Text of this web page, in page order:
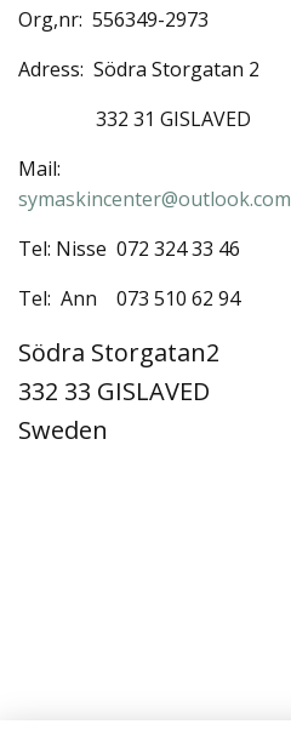
Org,nr: 556349-2973
Adress: Södra Storgatan 2
332 31 GISLAVED
Mail:
symaskincenter@outlook.com
Tel: Nisse 072 324 33 46
Tel: Ann 073 510 62 94
Södra Storgatan2
332 33 GISLAVED
Sweden